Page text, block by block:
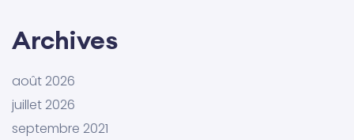
Archives
août 2026
juillet 2026
septembre 2021